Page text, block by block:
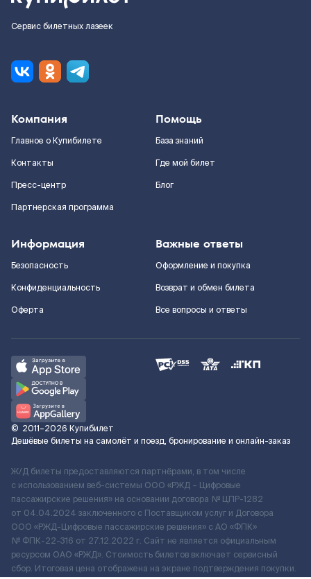
Сервис билетных лазеек
Компания
Главное о Купибилете
Контакты
Пресс-центр
Партнерская программа
Помощь
База знаний
Где мой билет
Блог
Информация
Безопасность
Конфиденциальность
Оферта
Важные ответы
Оформление и покупка
Возврат и обмен билета
Все вопросы и ответы
© 2011–2026 Купибилет
Дешёвые билеты на самолёт и поезд, бронирование и онлайн-заказ
Ж/Д билеты предоставляются партнёрами, в том числе
с использованием веб-системы ООО «РЖД – Цифровые
пассажирские решения» на основании договора № ЦПР-1282
от 04.04.2024 заключенного с Поставщиком услуг и Договора
ООО «РЖД-Цифровые пассажирские решения» c АО «ФПК»
№ ФПК-22-316 от 27.12.2022 г. Сайт не является официальным
ресурсом ОАО «РЖД». Стоимость билетов включает сервисный
сбор. Итоговая цена отображена на экране подтверждения покупки.